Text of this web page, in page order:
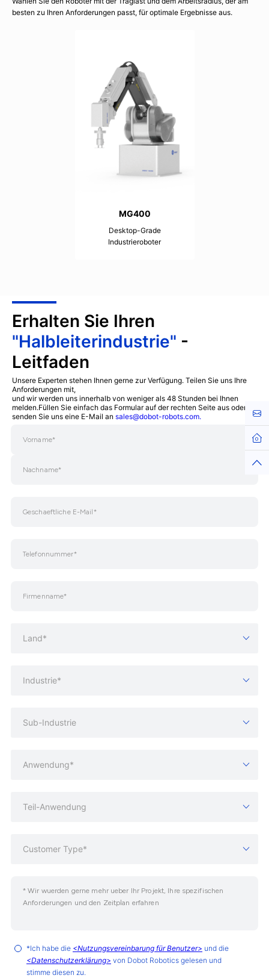
besten zu Ihren Anforderungen passt, für optimale Ergebnisse aus.
MG400
Desktop-Grade
Industrieroboter
Erhalten Sie Ihren
"Halbleiterindustrie" -
Leitfaden
Unsere Experten stehen Ihnen gerne zur Verfügung. Teilen Sie uns Ihre
Anforderungen mit,
und wir werden uns innerhalb von weniger als 48 Stunden bei Ihnen
melden.Füllen Sie einfach das Formular auf der rechten Seite aus oder
senden Sie uns eine E-Mail an sales@dobot-robots.com.
Land*
Industrie*
Sub-Industrie
Anwendung*
Teil-Anwendung
Customer Type*
*Ich habe die <Nutzungsvereinbarung für Benutzer> und die
<Datenschutzerklärung> von Dobot Robotics gelesen und
stimme diesen zu.